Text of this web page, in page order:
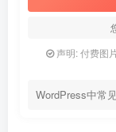
声明: 付费图
WordPress中常